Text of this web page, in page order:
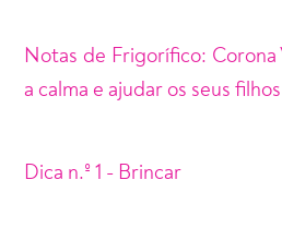
Notas de Frigorífico:
a calma e ajudar os seus filhos
Dica n.º 1 - Brincar